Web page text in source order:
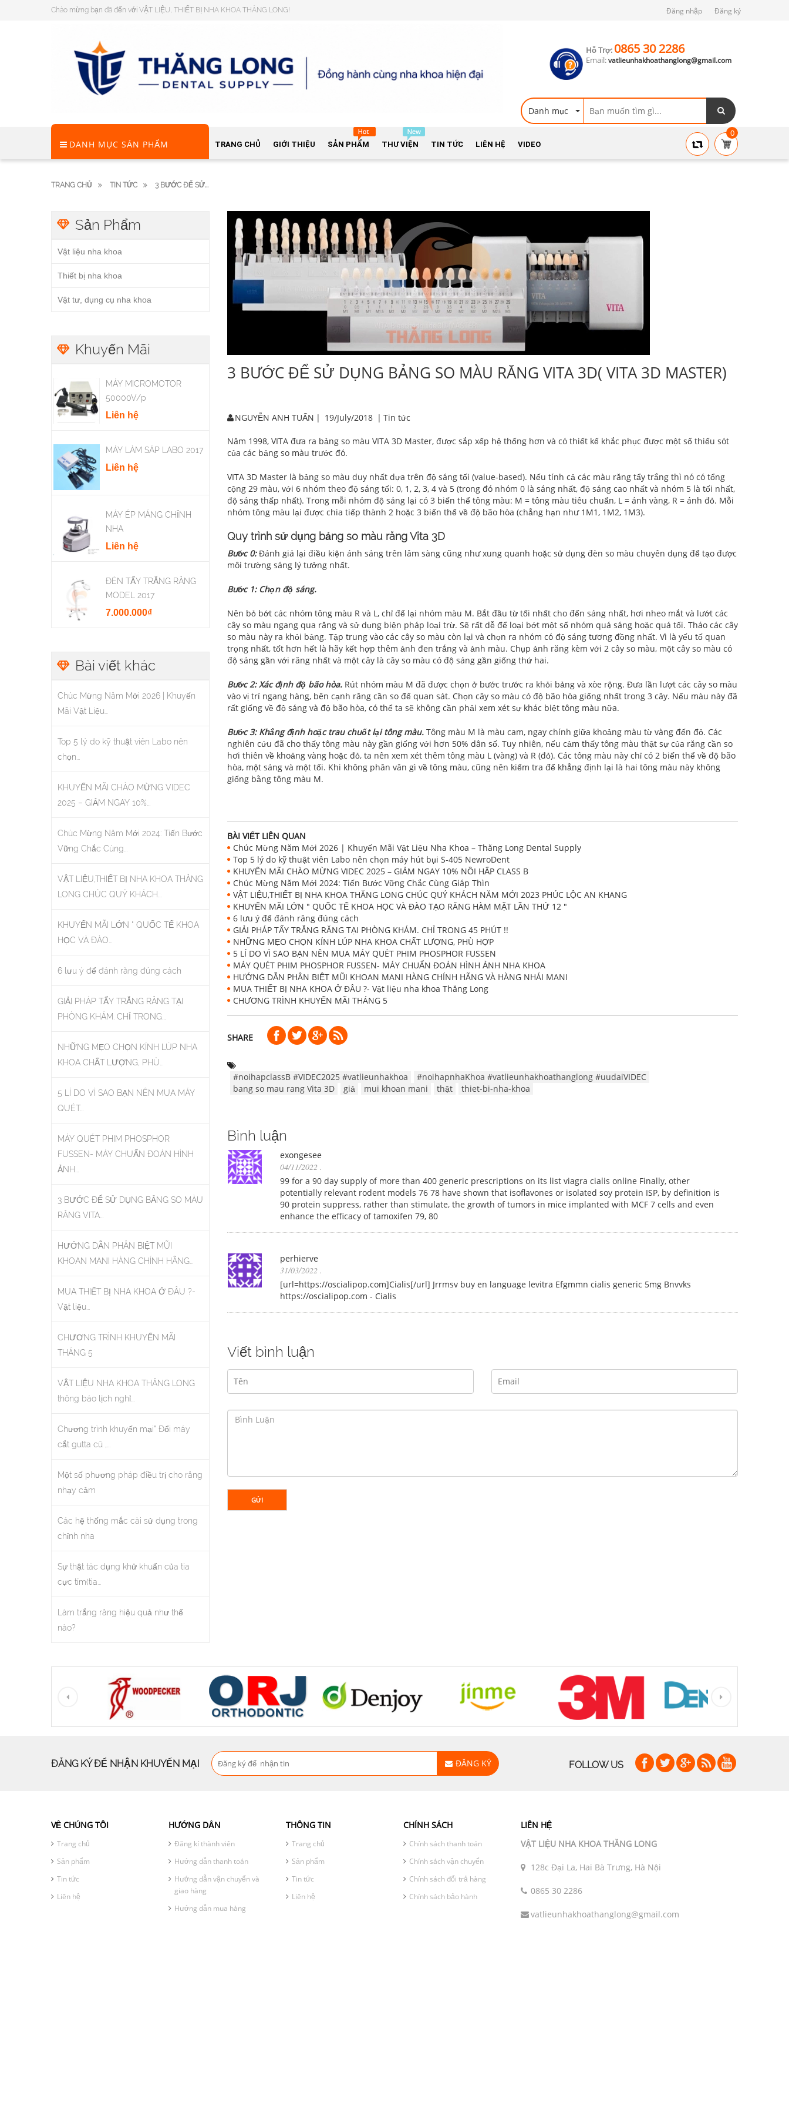
Chào mừng bạn đã đến với VẬT LIỆU, THIẾT BỊ NHA KHOA THĂNG LONG! Đăng nhập Đăng ký
Hỗ Trợ: 0865 30 2286
Email:vatlieunhakhoathanglong@gmail.com
Danh mục
DANH MỤC SẢN PHẨM TRANG CHỦ GIỚI THIỆU SẢN PHẨM THƯ VIỆN TIN TỨC LIÊN HỆ VIDEO
0
TRANG CHỦ TIN TỨC 3 BƯỚC ĐỂ SỬ...
Sản Phẩm
Vật liệu nha khoa
Thiết bị nha khoa
Vật tư, dụng cụ nha khoa
Khuyến Mãi
MÁY MICROMOTOR
50000V/p
Liên hệ
MÁY LÀM SÁP LABO 2017
Liên hệ
MÁY ÉP MÁNG CHỈNH
NHA
Liên hệ
ĐÈN TẨY TRẮNG RĂNG
MODEL 2017
7.000.000₫
Bài viết khác
Chúc Mừng Năm Mới 2026 | Khuyến
Mãi Vật Liệu...
Top 5 lý do kỹ thuật viên Labo nên
chọn...
KHUYẾN MÃI CHÀO MỪNG VIDEC
2025 – GIẢM NGAY 10%...
Chúc Mừng Năm Mới 2024: Tiến Bước
Vững Chắc Cùng...
VẬT LIỆU,THIẾT BỊ NHA KHOA THĂNG
LONG CHÚC QUÝ KHÁCH...
KHUYẾN MÃI LỚN " QUỐC TẾ KHOA
HỌC VÀ ĐÀO...
6 lưu ý để đánh răng đúng cách
GIẢI PHÁP TẨY TRẮNG RĂNG TẠI
PHÒNG KHÁM. CHỈ TRONG...
NHỮNG MẸO CHỌN KÍNH LÚP NHA
KHOA CHẤT LƯỢNG, PHÙ...
5 LÍ DO VÌ SAO BẠN NÊN MUA MÁY
QUÉT...
MÁY QUÉT PHIM PHOSPHOR
FUSSEN- MÁY CHUẨN ĐOÁN HÌNH
ẢNH...
3 BƯỚC ĐỂ SỬ DỤNG BẢNG SO MÀU
RĂNG VITA...
HƯỚNG DẪN PHÂN BIỆT MŨI
KHOAN MANI HÀNG CHÍNH HÃNG...
MUA THIẾT BỊ NHA KHOA Ở ĐÂU ?-
Vật liệu...
CHƯƠNG TRÌNH KHUYẾN MÃI
THÁNG 5
VẬT LIỆU NHA KHOA THĂNG LONG
thông báo lịch nghỉ...
Chương trình khuyến mại" Đổi máy
cắt gutta cũ ,...
Một số phương pháp điều trị cho răng
nhạy cảm
Các hệ thống mắc cài sử dụng trong
chỉnh nha
Sự thật tác dụng khử khuẩn của tia
cực tím(tia...
Làm trắng răng hiệu quả như thế
nào?
3 BƯỚC ĐỂ SỬ DỤNG BẢNG SO MÀU RĂNG VITA 3D( VITA 3D MASTER)
NGUYỄN ANH TUẤN | 19/July/2018 | Tin tức
Năm 1998, VITA đưa ra bảng so màu VITA 3D Master, được sắp xếp hệ thống hơn và có thiết kế khắc phục được một số thiếu sót
của các bảng so màu trước đó.
VITA 3D Master là bảng so màu duy nhất dựa trên độ sáng tối (value-based). Nếu tính cả các màu răng tẩy trắng thì nó có tổng
cộng 29 màu, với 6 nhóm theo độ sáng tối: 0, 1, 2, 3, 4 và 5 (trong đó nhóm 0 là sáng nhất, độ sáng cao nhất và nhóm 5 là tối nhất,
độ sáng thấp nhất). Trong mỗi nhóm độ sáng lại có 3 biến thể tông màu: M = tông màu tiêu chuẩn, L = ánh vàng, R = ánh đỏ. Mỗi
nhóm tông màu lại được chia tiếp thành 2 hoặc 3 biến thể về độ bão hòa (chẳng hạn như 1M1, 1M2, 1M3).
Quy trình sử dụng bảng so màu răng Vita 3D
Bước 0:Đánh giá lại điều kiện ánh sáng trên lâm sàng cũng như xung quanh hoặc sử dụng đèn so màu chuyên dụng để tạo được
môi trường sáng lý tưởng nhất.
Bước 1: Chọn độ sáng.
Nên bỏ bớt các nhóm tông màu R và L, chỉ để lại nhóm màu M. Bắt đầu từ tối nhất cho đến sáng nhất, hơi nheo mắt và lướt các
cây so màu ngang qua răng và sử dụng biện pháp loại trừ. Sẽ rất dễ để loại bớt một số nhóm quá sáng hoặc quá tối. Tháo các cây
so màu này ra khỏi bảng. Tập trung vào các cây so màu còn lại và chọn ra nhóm có độ sáng tương đồng nhất. Vì là yếu tố quan
trọng nhất, tốt hơn hết là hãy kết hợp thêm ảnh đen trắng và ảnh màu. Chụp ảnh răng kèm với 2 cây so màu, một cây so màu có
độ sáng gần với răng nhất và một cây là cây so màu có độ sáng gần giống thứ hai.
Bước 2: Xác định độ bão hòa. Rút nhóm màu M đã được chọn ở bước trước ra khỏi bảng và xòe rộng. Đưa lần lượt các cây so màu
vào vị trí ngang hàng, bên cạnh răng cần so để quan sát. Chọn cây so màu có độ bão hòa giống nhất trong 3 cây. Nếu màu này đã
rất giống về độ sáng và độ bão hòa, có thể ta sẽ không cần phải xem xét sự khác biệt tông màu nữa.
Bước 3: Khẳng định hoặc trau chuốt lại tông màu. Tông màu M là màu cam, ngay chính giữa khoảng màu từ vàng đến đỏ. Các
nghiên cứu đã cho thấy tông màu này gần giống với hơn 50% dân số. Tuy nhiên, nếu cảm thấy tông màu thật sự của răng cần so
hơi thiên về khoảng vàng hoặc đỏ, ta nên xem xét thêm tông màu L (vàng) và R (đỏ). Các tông màu này chỉ có 2 biến thể về độ bão
hòa, một sáng và một tối. Khi không phân vân gì về tông màu, cũng nên kiểm tra để khẳng định lại là hai tông màu này không
giống bằng tông màu M.
BÀI VIẾT LIÊN QUAN
Chúc Mừng Năm Mới 2026 | Khuyến Mãi Vật Liệu Nha Khoa – Thăng Long Dental Supply
Top 5 lý do kỹ thuật viên Labo nên chọn máy hút bụi S-405 NewroDent
KHUYẾN MÃI CHÀO MỪNG VIDEC 2025 – GIẢM NGAY 10% NỒI HẤP CLASS B
Chúc Mừng Năm Mới 2024: Tiến Bước Vững Chắc Cùng Giáp Thìn
VẬT LIỆU,THIẾT BỊ NHA KHOA THĂNG LONG CHÚC QUÝ KHÁCH NĂM MỚI 2023 PHÚC LỘC AN KHANG
KHUYẾN MÃI LỚN " QUỐC TẾ KHOA HỌC VÀ ĐÀO TẠO RĂNG HÀM MẶT LẦN THỨ 12 "
6 lưu ý để đánh răng đúng cách
GIẢI PHÁP TẨY TRẮNG RĂNG TẠI PHÒNG KHÁM. CHỈ TRONG 45 PHÚT !!
NHỮNG MẸO CHỌN KÍNH LÚP NHA KHOA CHẤT LƯỢNG, PHÙ HỢP
5 LÍ DO VÌ SAO BẠN NÊN MUA MÁY QUÉT PHIM PHOSPHOR FUSSEN
MÁY QUÉT PHIM PHOSPHOR FUSSEN- MÁY CHUẨN ĐOÁN HÌNH ẢNH NHA KHOA
HƯỚNG DẪN PHÂN BIỆT MŨI KHOAN MANI HÀNG CHÍNH HÃNG VÀ HÀNG NHÁI MANI
MUA THIẾT BỊ NHA KHOA Ở ĐÂU ?- Vật liệu nha khoa Thăng Long
CHƯƠNG TRÌNH KHUYẾN MÃI THÁNG 5
SHARE
#noihapclassB #VIDEC2025 #vatlieunhakhoa
#noihapnhaKhoa #vatlieunhakhoathanglong #uudaiVIDEC
bang so mau rang Vita 3D
giả mui khoan mani thật thiet-bi-nha-khoa
Bình luận
exongesee
04/11/2022 .
99 for a 90 day supply of more than 400 generic prescriptions on its list viagra cialis online Finally, other
potentially relevant rodent models 76 78 have shown that isoflavones or isolated soy protein ISP, by definition is
90 protein suppress, rather than stimulate, the growth of tumors in mice implanted with MCF 7 cells and even
enhance the efficacy of tamoxifen 79, 80
perhierve
31/03/2022 .
[url=https://oscialipop.com]Cialis[/url] Jrrmsv buy en language levitra Efgmmn cialis generic 5mg Bnvvks
https://oscialipop.com - Cialis
Viết bình luận
GỬI
ĐĂNG KÝ ĐỂ NHẬN KHUYẾN MẠI ĐĂNG KÝ FOLLOW US
VỀ CHÚNG TÔI
Trang chủ
Sản phẩm
Tin tức
Liên hệ
HƯỚNG DẪN
Đăng kí thành viên
Hướng dẫn thanh toán
Hướng dẫn vận chuyển và
giao hàng
Hướng dẫn mua hàng
THÔNG TIN
Trang chủ
Sản phẩm
Tin tức
Liên hệ
CHÍNH SÁCH
Chính sách thanh toán
Chính sách vận chuyển
Chính sách đổi trả hàng
Chính sách bảo hành
LIÊN HỆ
VẬT LIỆU NHA KHOA THĂNG LONG
128c Đại La, Hai Bà Trưng, Hà Nội
0865 30 2286
vatlieunhakhoathanglong@gmail.com